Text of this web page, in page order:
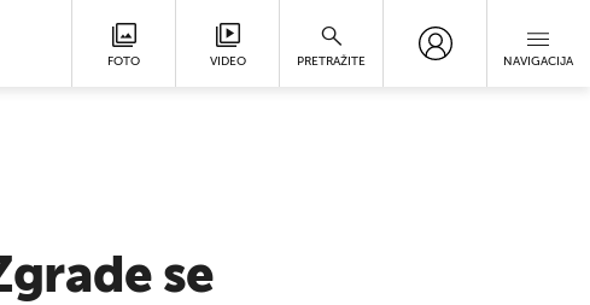
FOTO VIDEO PRETRAŽITE NAVIGACIJA
se